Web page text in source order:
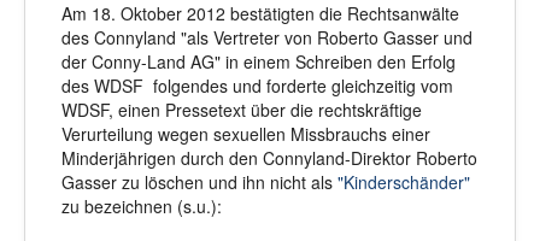
Am 18. Oktober 2012 bestätigten die Rechtsanwälte
des Connyland "als Vertreter von Roberto Gasser und
der Conny-Land AG" in einem Schreiben den Erfolg
des WDSF folgendes und forderte gleichzeitig vom
WDSF, einen Pressetext über die rechtskräftige
Verurteilung wegen sexuellen Missbrauchs einer
Minderjährigen durch den Connyland-Direktor Roberto
Gasser zu löschen und ihn nicht als "Kinderschänder"
zu bezeichnen (s.u.):